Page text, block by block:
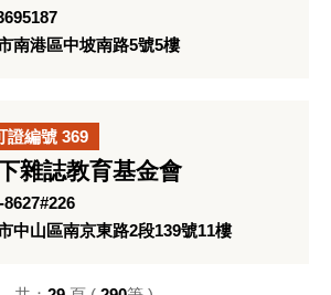
南港區中坡南路5號5樓
證編號 369
雜誌教育基金會
中山區南京東路2段139號11樓